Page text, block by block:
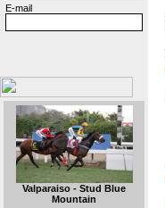
E-mail
Valparaiso - Stud Blue
Mountain